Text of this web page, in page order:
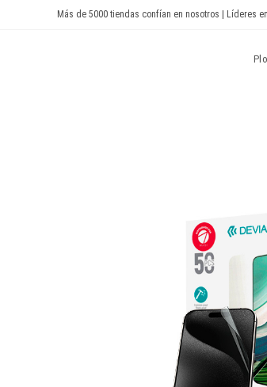
Más de 5000 tiendas confían en nosotros | Líderes